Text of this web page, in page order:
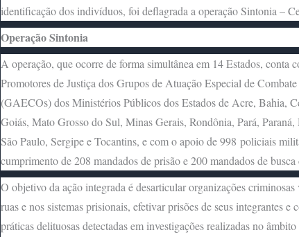
identificação dos indivíduos, foi deflagrada a operação Sintonia –
Operação Sintonia
A operação, que ocorre de forma simultânea em 14 Estados, conta
Promotores de Justiça dos Grupos de Atuação Especial de
(GAECOs) dos Ministérios Públicos dos Estados de Acre, Bahia,
Goiás, Mato Grosso do Sul, Minas Gerais, Rondônia, Pará,
São Paulo, Sergipe e Tocantins, e com o apoio de 998 policiais
cumprimento de 208 mandados de prisão e 200 mandados de busca
O objetivo da ação integrada é desarticular organizações criminosas
ruas e nos sistemas prisionais, efetivar prisões de seus integrantes e
práticas delituosas detectadas em investigações realizadas no